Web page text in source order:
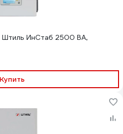
Штиль ИнСтаб 2500 ВА,
Купить